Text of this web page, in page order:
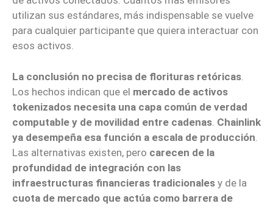
utilizan sus estándares, más indispensable se vuelve
para cualquier participante que quiera interactuar con
esos activos.
La conclusión no precisa de florituras retóricas
Los hechos indican que el mercado de activos
tokenizados necesita una capa común de verdad
computable y de movilidad entre cadenas Chainlink
ya desempeña esa función a escala de producción
Las alternativas existen, pero carecen de la
profundidad de integración con las
infraestructuras financieras tradicionales y de la
cuota de mercado que actúa como barrera de